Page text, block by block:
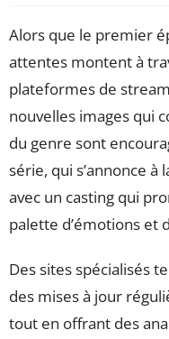
Alors que le premier
attentes montent à
plateformes de
nouvelles images qui
du genre sont
série, qui s’annonce
avec un casting qui
palette d’émotions et
Des sites spécialisés
des mises à jour
tout en offrant des